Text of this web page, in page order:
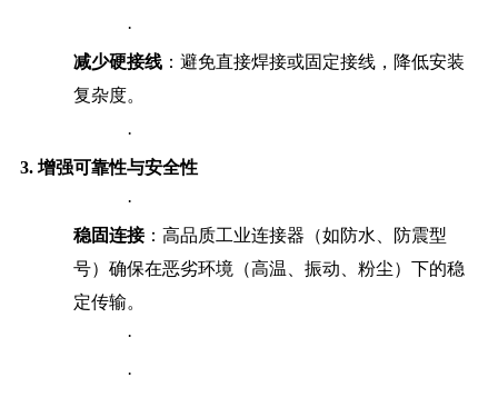
·
减少硬接线：避免直接焊接或固定接线，降低安装
复杂度。
·
3. 增强可靠性与安全性
·
稳固连接：高品质工业连接器（如防水、防震型
号）确保在恶劣环境（高温、振动、粉尘）下的稳
定传输。
·
·